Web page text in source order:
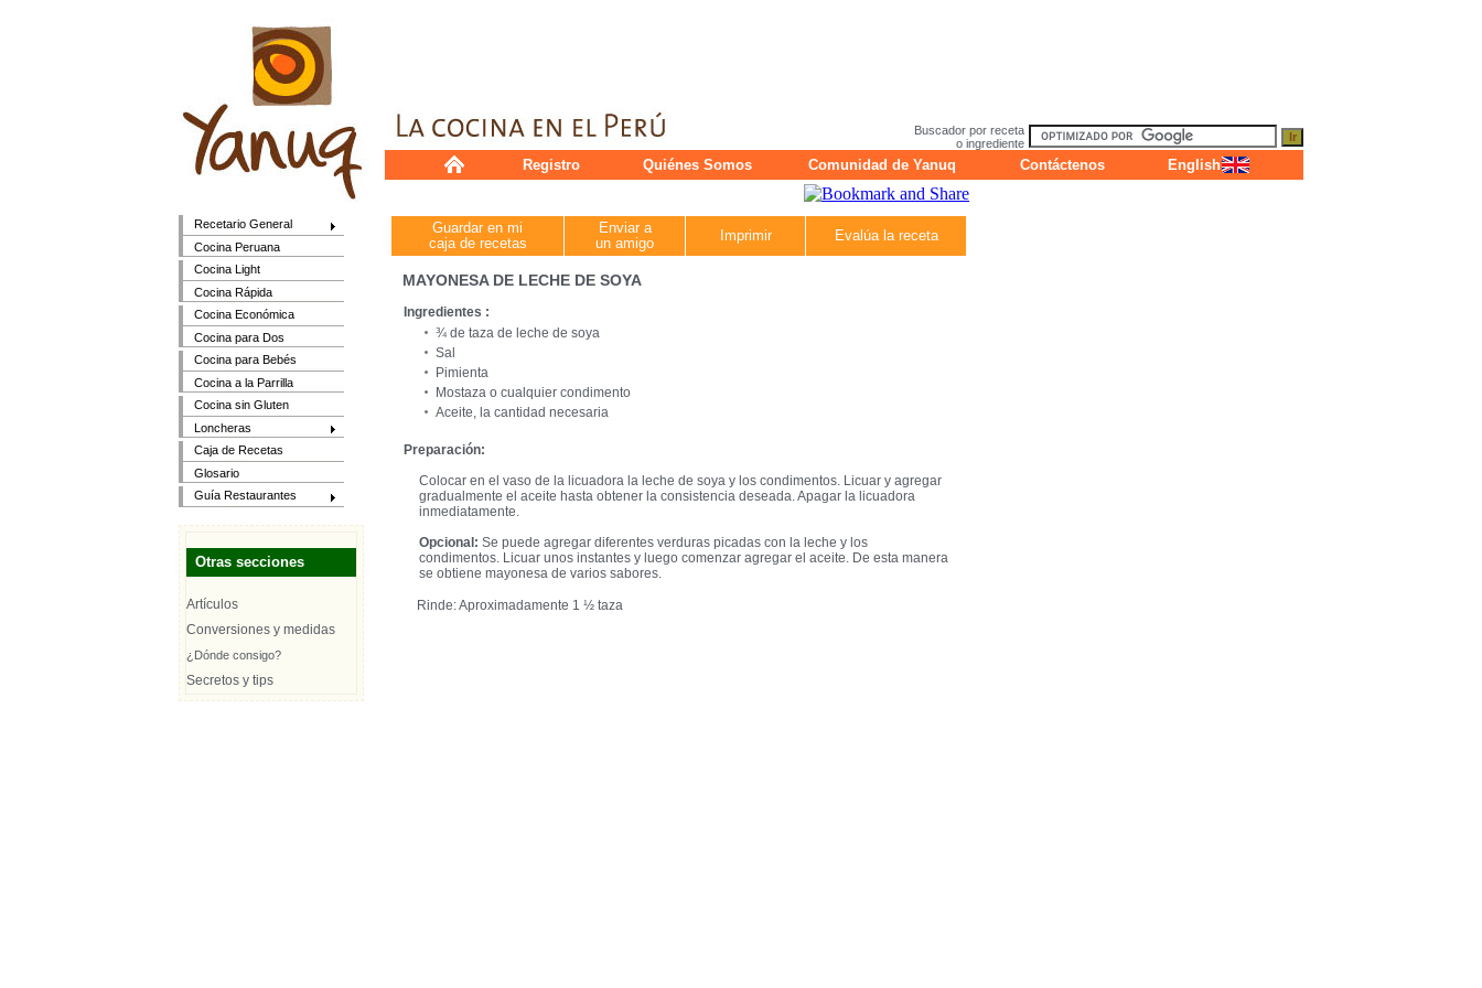
Recetario General
Cocina Peruana
Cocina Light
Cocina Rápida
Cocina Económica
Cocina para Dos
Cocina para Bebés
Cocina a la Parrilla
Cocina sin Gluten
Loncheras
Caja de Recetas
Glosario
Guía Restaurantes
Otras secciones
Artículos
Conversiones y medidas
¿Dónde consigo?
Secretos y tips
Buscador por receta
o ingrediente
Registro Quiénes Somos Comunidad de Yanuq Contáctenos English
Guardar en mi
caja de recetas
Enviar a
un amigo
Imprimir Evalúa la receta
MAYONESA DE LECHE DE SOYA
Ingredientes :
¾ de taza de leche de soya
Sal
Pimienta
Mostaza o cualquier condimento
Aceite, la cantidad necesaria
Preparación:
Colocar en el vaso de la licuadora la leche de soya y los condimentos. Licuar y agregar
gradualmente el aceite hasta obtener la consistencia deseada. Apagar la licuadora
inmediatamente.
Opcional: Se puede agregar diferentes verduras picadas con la leche y los
condimentos. Licuar unos instantes y luego comenzar agregar el aceite. De esta manera
se obtiene mayonesa de varios sabores.
Rinde: Aproximadamente 1 ½ taza